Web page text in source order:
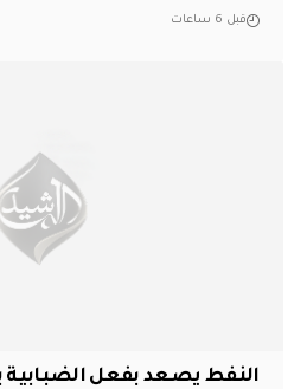
قبل 6 ساعات
النفط يصعد بفعل الضبابية